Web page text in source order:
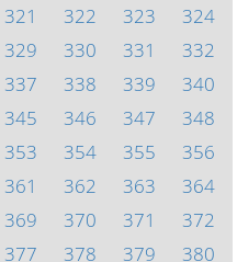
321 322 323
324
329 330 331
332
337 338 339
340
345 346 347
348
353 354 355
356
361 362 363
364
369 370 371
372
377 378 379 380